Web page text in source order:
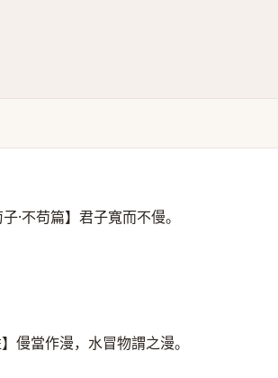
·不苟篇】君子寬而不僈。
僈當作漫，水冒物謂之漫。